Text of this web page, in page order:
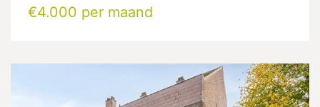
€4.000 per maand